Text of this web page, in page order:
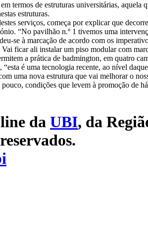
termos de estruturas universitárias,
estruturas.
serviços, começa por explicar que
“No pavilhão n.º 1 tivemos uma
se à marcação de acordo com os
ficar ali instalar um piso modular com
a prática de badmington, em quatro
é uma tecnologia recente, ao nível
uma nova estrutura que vai melhorar o
condições que levem à promoção de
da UBI, da